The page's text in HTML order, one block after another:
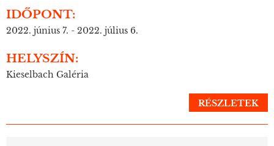
IDŐPONT:
2022. június 7. - 2022. július 6.
HELYSZÍN:
Kieselbach Galéria
RÉSZLETEK